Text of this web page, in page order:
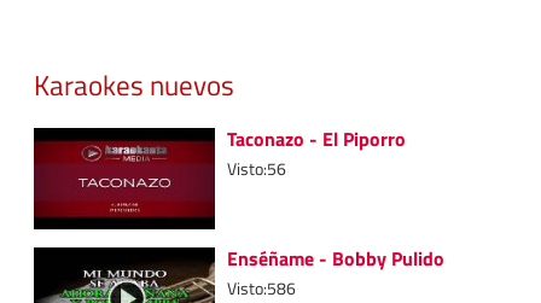
Karaokes nuevos
Taconazo - El Piporro
Visto:56
Enséñame - Bobby Pulido
Visto:586